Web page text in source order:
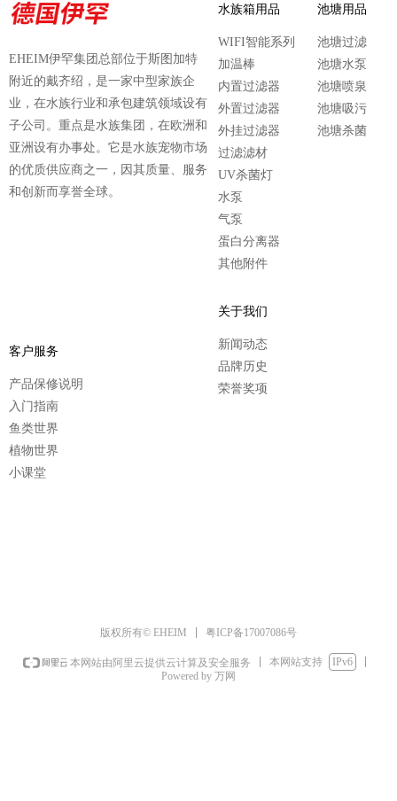
EHEIM伊罕集团总部位于斯图加特
附近的戴齐绍，是一家中型家族企
业，在水族行业和承包建筑领域设有
子公司。重点是水族集团，在欧洲和
亚洲设有办事处。它是水族宠物市场
的优质供应商之一，因其质量、服务
和创新而享誉全球。
水族箱用品
WIFI智能系列
加温棒
内置过滤器
外置过滤器
外挂过滤器
过滤滤材
UV杀菌灯
水泵
气泵
蛋白分离器
其他附件
池塘用品
池塘过滤
池塘水泵
池塘喷泉
池塘吸污
池塘杀菌
客户服务
产品保修说明
入门指南
鱼类世界
植物世界
小课堂
关于我们
新闻动态
品牌历史
荣誉奖项
版权所有© EHEIM 粤ICP备17007086号
本网站由阿里云提供云计算及安全服务 本网站支持
IPv6
Powered by 万网